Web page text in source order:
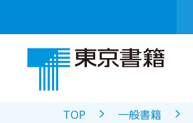
TOP 一般書籍